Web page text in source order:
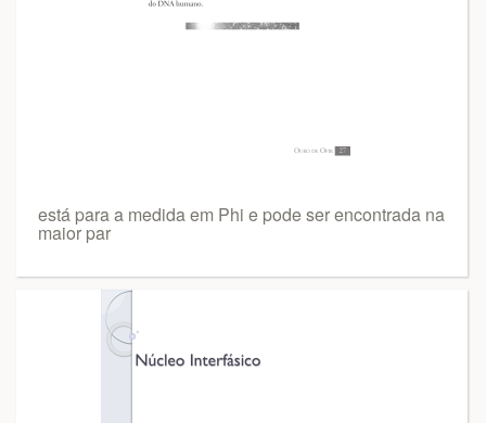
está para a medida em Phi e pode ser encontrada na
maior par